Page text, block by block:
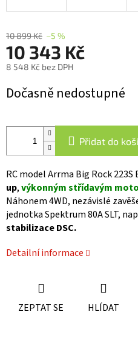
10 899 Kč –5 %
10 343 Kč
8 548 Kč bez DPH
Měrná
cena:
Dočasně nedostupné
Přidat do
RC model Arrma Big Rock 223S
up,výkonným střídavým
Náhonem 4WD, nezávislé
jednotka Spektrum 80A SLT,
stabilizace DSC.
Detailní informace
ZEPTAT SE HLÍDAT